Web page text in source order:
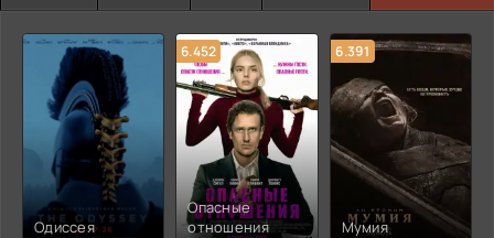
Одиссея
6.452
Опасные
отношения
6.391
Мумия